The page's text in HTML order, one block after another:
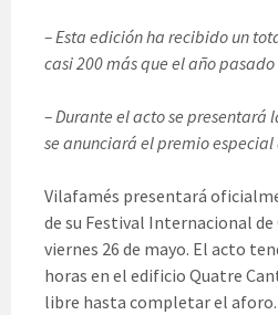
– Esta edición ha recibido un
casi 200 más que el año pasado
– Durante el acto se
se anunciará el premio especial
Vilafamés presentará
de su Festival Internacional
viernes 26 de mayo. El acto
horas en el edificio Quatre
libre hasta completar el aforo.